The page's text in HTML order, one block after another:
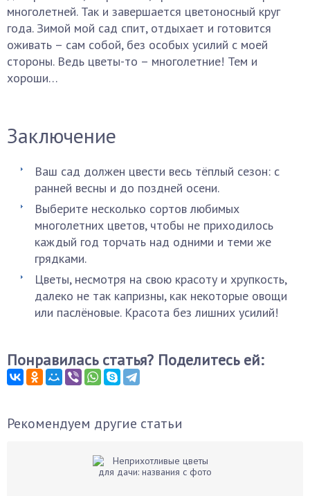
многолетней. Так и завершается цветоносный круг
года. Зимой мой сад спит, отдыхает и готовится
оживать – сам собой, без особых усилий с моей
стороны. Ведь цветы-то – многолетние! Тем и
хороши…
Заключение
Ваш сад должен цвести весь тёплый сезон: с
ранней весны и до поздней осени.
Выберите несколько сортов любимых
многолетних цветов, чтобы не приходилось
каждый год торчать над одними и теми же
грядками.
Цветы, несмотря на свою красоту и хрупкость,
далеко не так капризны, как некоторые овощи
или паслёновые. Красота без лишних усилий!
Понравилась статья? Поделитесь ей:
Рекомендуем другие статьи